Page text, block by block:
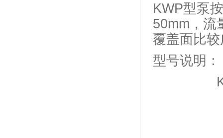
KWP型泵
50mm，流
覆盖面比
型号说明：
KWP